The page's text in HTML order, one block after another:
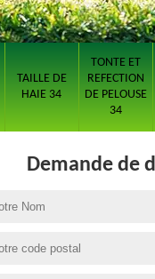
TAILLE DE
HAIE 34
TONTE ET
REFECTION
DE PELOUSE
34
Demande de